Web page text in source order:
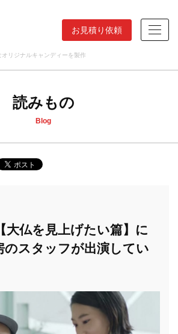
リジナルキャンディーを製作
お見積り依頼
読みもの
Blog
大仏を見上げたい篇】に
のスタッフが出演してい